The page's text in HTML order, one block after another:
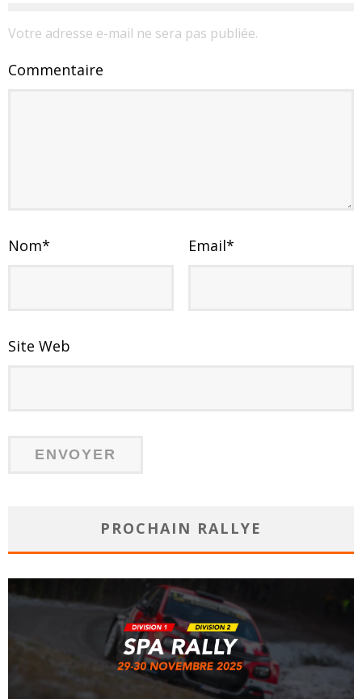
Votre adresse e-mail ne sera pas publiée.
Commentaire
Nom* Email*
Site Web
PROCHAIN RALLYE